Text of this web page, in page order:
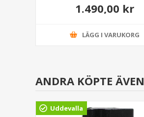
1.490,00 kr
LÄGG I VARUKORG
ANDRA KÖPTE ÄVEN
Uddevalla